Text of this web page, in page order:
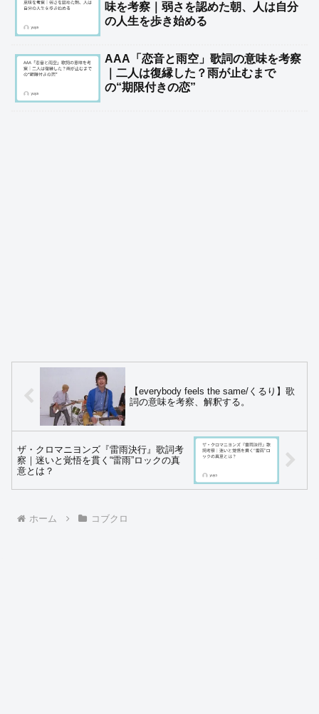
味を考察｜弱さを認めた朝、人は自分
の人生を歩き始める
AAA「恋音と雨空」歌詞の意味を考察
｜二人は復縁した？雨が止むまで
の“期限付きの恋”
【everybody feels the same/くるり】歌
詞の意味を考察、解釈する。
ザ・クロマニヨンズ『雷雨決行』歌詞考
察｜迷いと覚悟を貫く“雷雨”ロックの真
意とは？
ホーム コブクロ